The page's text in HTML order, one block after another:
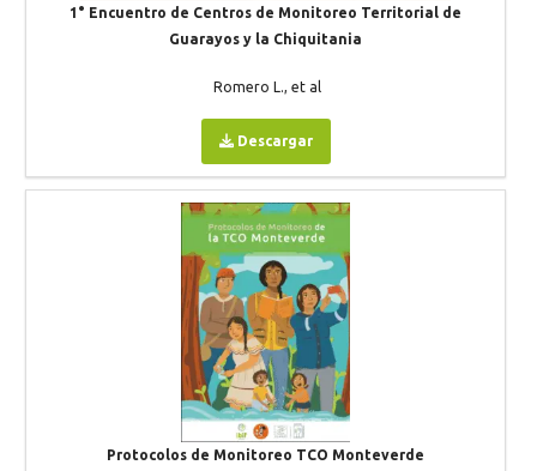
1° Encuentro de Centros de Monitoreo Territorial de
Guarayos y la Chiquitania
Romero L., et al
Descargar
Protocolos de Monitoreo TCO Monteverde